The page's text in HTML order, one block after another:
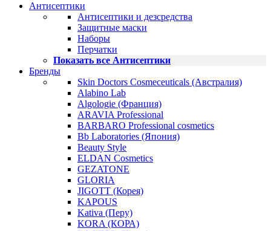
Антисептики
Антисептики и дезсредства
Защитные маски
Наборы
Перчатки
Показать все Антисептики
Бренды
Skin Doctors Cosmeceuticals (Австралия)
Alabino Lab
Algologie (Франция)
ARAVIA Professional
BARBARO Professional cosmetics
Bb Laboratories (Япония)
Beauty Style
ELDAN Cosmetics
GEZATONE
GLORIA
JIGOTT (Корея)
KAPOUS
Kativa (Перу)
KORA (КОРА)